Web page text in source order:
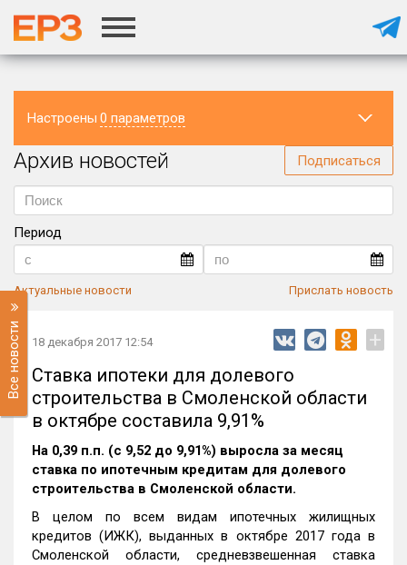
Настроены 0 параметров
Регион
Архив новостей Подписаться
Период
Актуальные новости Прислать новость
Все новости 18 декабря 2017 12:54 +
Ставка ипотеки для долевого
строительства в Смоленской области
в октябре составила 9,91%
На 0,39 п.п. (с 9,52 до 9,91%) выросла за месяц
ставка по ипотечным кредитам для долевого
строительства в Смоленской области.
В целом по всем видам ипотечных жилищных
кредитов (ИЖК), выданных в октябре 2017 года в
Смоленской области, средневзвешенная ставка